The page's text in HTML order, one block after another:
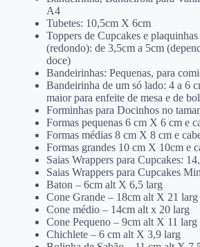
A4
Tubetes: 10,5cm X 6cm
Toppers de Cupcakes e
(redondo): de 3,5cm a 5cm
doce)
Bandeirinhas: Pequenas, para
Bandeirinha de um só lado: 4 a 6
maior para enfeite de mesa e de
Forminhas para Docinhos no
Formas pequenas 6 cm X 6 cm e
Formas médias 8 cm X 8 cm e
Formas grandes 10 cm X 10cm e
Saias Wrappers para Cupcakes:
Saias Wrappers para Cupcakes
Baton – 6cm alt X 6,5 larg
Cone Grande – 18cm alt X 21 larg
Cone médio – 14cm alt x 20 larg
Cone Pequeno – 9cm alt X 11 larg
Chichlete – 6 cm alt X 3,9 larg